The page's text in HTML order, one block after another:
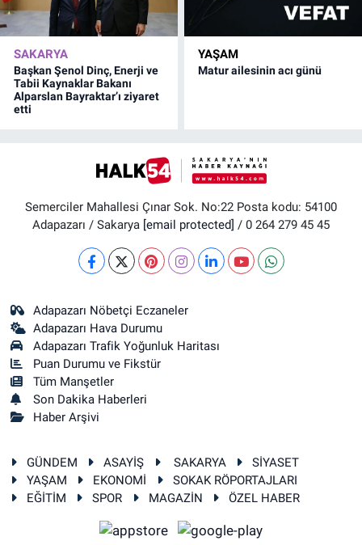
SAKARYA
Başkan Şenol Dinç, Enerji ve
Tabii Kaynaklar Bakanı
Alparslan Bayraktar’ı ziyaret
etti
YAŞAM
Matur ailesinin acı günü
Semerciler Mahallesi Çınar Sok. No:22 Posta kodu: 54100
Adapazarı / Sakarya [email protected] / 0 264 279 45 45
Adapazarı Nöbetçi Eczaneler
Adapazarı Hava Durumu
Adapazarı Trafik Yoğunluk Haritası
Puan Durumu ve Fikstür
Tüm Manşetler
Son Dakika Haberleri
Haber Arşivi
GÜNDEM ASAYİŞ SAKARYA
SİYASET
YAŞAM
EKONOMİ
SOKAK RÖPORTAJLARI
EĞİTİM
SPOR MAGAZİN ÖZEL HABER